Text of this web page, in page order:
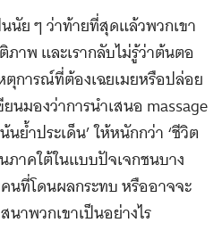
นัย ๆ ว่าท้ายที่สุดแล้วพวกเขา
าพ และเรากลับไม่รู้ว่าต้นตอ
การณ์ที่ต้องเฉยเมยหรือปล่อย
นมองว่าการนําเสนอ massage
ยํ้าประเด็น’ ให้หนักกว่า ‘ชีวิต
าคใต้ในแบบปัจเจกชนบาง
นที่โดนผลกระทบ หรืออาจจะ
าพวกเขาเป็นอย่างไร